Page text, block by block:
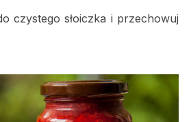
czystego słoiczka i przechowuj